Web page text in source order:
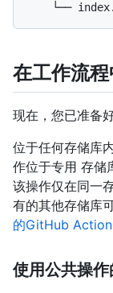
在工作流
现在，您已准备
位于任何存储库
作位于专用 存储
该操作仅在同一
有的其他存储库
的GitHub
使用公共操作